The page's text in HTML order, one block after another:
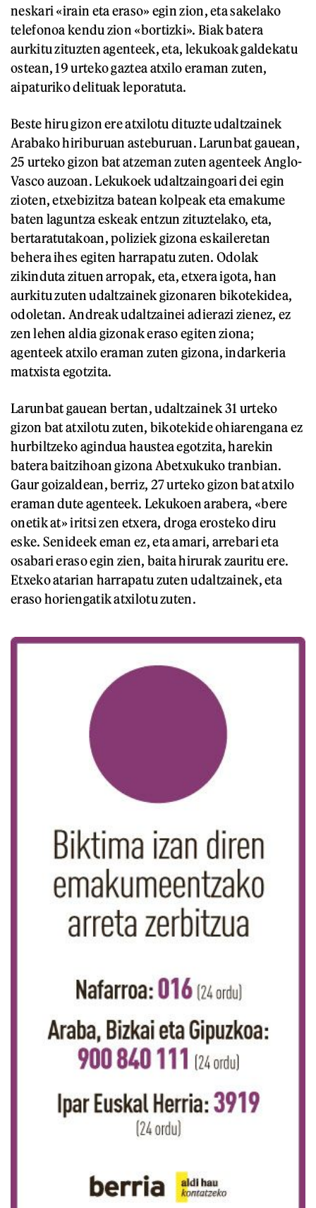
neskari «irain eta eraso» egin zion, eta sakelako
telefonoa kendu zion «bortizki». Biak batera
aurkitu zituzten agenteek, eta, lekukoak galdekatu
ostean, 19 urteko gaztea atxilo eraman zuten,
aipaturiko delituak leporatuta.
Beste hiru gizon ere atxilotu dituzte udaltzainek
Arabako hiriburuan asteburuan. Larunbat gauean,
25 urteko gizon bat atzeman zuten agenteek Anglo-
Vasco auzoan. Lekukoek udaltzaingoari dei egin
zioten, etxebizitza batean kolpeak eta emakume
baten laguntza eskeak entzun zituztelako, eta,
bertaratutakoan, poliziek gizona eskaileretan
behera ihes egiten harrapatu zuten. Odolak
zikinduta zituen arropak, eta, etxera igota, han
aurkitu zuten udaltzainek gizonaren bikotekidea,
odoletan. Andreak udaltzainei adierazi zienez, ez
zen lehen aldia gizonak eraso egiten ziona;
agenteek atxilo eraman zuten gizona, indarkeria
matxista egotzita.
Larunbat gauean bertan, udaltzainek 31 urteko
gizon bat atxilotu zuten, bikotekide ohiarengana ez
hurbiltzeko agindua haustea egotzita, harekin
batera baitzihoan gizona Abetxukuko tranbian.
Gaur goizaldean, berriz, 27 urteko gizon bat atxilo
eraman dute agenteek. Lekukoen arabera, «bere
onetik at» iritsi zen etxera, droga erosteko diru
eske. Senideek eman ez, eta amari, arrebari eta
osabari eraso egin zien, baita hirurak zauritu ere.
Etxeko atarian harrapatu zuten udaltzainek, eta
eraso horiengatik atxilotu zuten.